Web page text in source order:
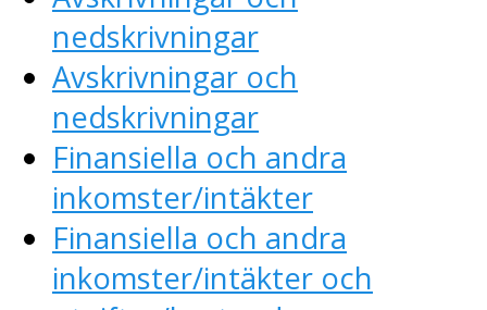
nedskrivningar
Avskrivningar och
nedskrivningar
Finansiella och andra
inkomster/intäkter
Finansiella och andra
inkomster/intäkter och